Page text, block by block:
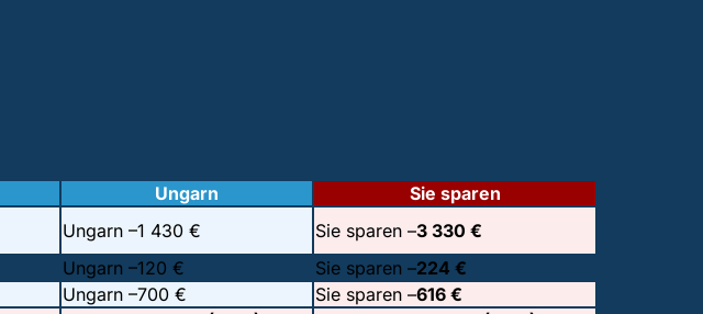
Ungarn
Sie sparen
Ungarn –1 430 € Sie sparen –3 330 €
Ungarn –120 € Sie sparen –224 €
Ungarn –700 € Sie sparen –616 €